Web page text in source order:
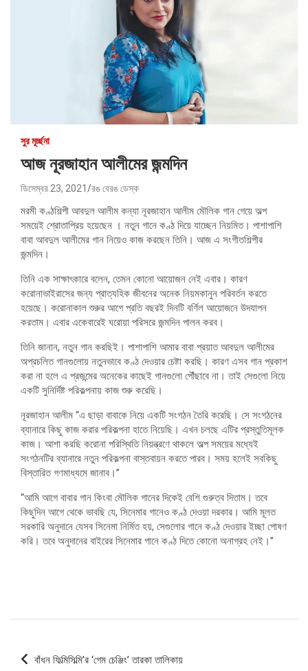
সুর মূর্চ্ছনা
আজ নূরজাহান আলীমের জন্মদিন
ডিসেম্বর 23, 2021 রঙ বেরঙ ডেস্ক
মরমী কণ্ঠশিল্পী আবদুল আলীম কন্যা নূরজাহান আলীম মৌলিক গান গেয়ে অল্প
সময়েই শ্রোতাপ্রিয় হয়েছেন । নতুন গানে কণ্ঠ দিয়ে যাচ্ছেন নিয়মিত। পাশাপাশি
বাবা আবদুল আলীমের গান নিয়েও কাজ করছেন তিনি। আজ এ সংগীতশিল্পীর
জন্মদিন।
তিনি এক সাক্ষাৎকারে বলেন, তেমন কোনো আয়োজন নেই এবার। কারণ
করোনাভাইরাসের জন্য প্রাত্যহিক জীবনের অনেক নিয়মকানুন পরিবর্তন করতে
হয়েছে। করোনাকাল শুরুর আগে প্রতি বছরই দিনটি বর্ণিল আয়োজনে উদযাপন
করতাম। এবার একেবারেই ঘরোয়া পরিসরে জন্মদিন পালন করব।
তিনি জানান, নতুন গান করছিই। পাশাপাশি আমার বাবা প্রয়াত আবদুল আলীমের
অপ্রচলিত গানগুলোয় নতুনভাবে কণ্ঠ দেওয়ার চেষ্টা করছি। কারণ এসব গান প্রকাশ
করা না হলে এ প্রজন্মের অনেকের কাছেই গানগুলো পৌঁছাবে না। তাই সেগুলো নিয়ে
একটি সুনির্দিষ্ট পরিকল্পনায় কাজ শুরু করেছি।
নূরজাহান আলীম “এ ছাড়া বাবাকে নিয়ে একটি সংগঠন তৈরি করেছি। সে সংগঠনের
ব্যানারে কিছু কাজ করার পরিকল্পনা হাতে নিয়েছি। এখন চলছে এটির প্রস্তুতিমূলক
কাজ। আশা করছি করোনা পরিস্থিতি নিয়ন্ত্রণে থাকলে অল্প সময়ের মধ্যেই
সংগঠনটির ব্যানারে নতুন পরিকল্পনা বাস্তবায়ন করতে পারব। সময় হলেই সবকিছু
বিস্তারিত গণমাধ্যমে জানাব।”
“আমি আগে বাবার গান কিংবা মৌলিক গানের দিকেই বেশি গুরুত্ব দিতাম। তবে
কিছুদিন আগে থেকে ভাবছি যে, সিনেমার গানেও কণ্ঠ দেওয়া দরকার। আমি মূলত
সরকারি অনুদানে যেসব সিনেমা নির্মিত হয়, সেগুলোর গানে কণ্ঠ দেওয়ার ইচ্ছা পোষণ
করি। তবে অনুদানের বাইরের সিনেমার গানে কণ্ঠ দিতে কোনো অনাগ্রহ নেই।”
পোস্ট
বাঁধন ফিল্মিসিল্মি’র ‘গেম চেঞ্জিং’ তারকা তালিকায়